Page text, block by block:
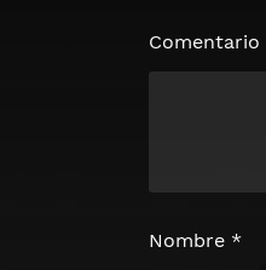
Comentario
Nombre *